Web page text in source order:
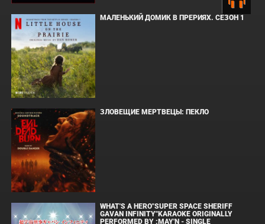
МАЛЕНЬКИЙ ДОМИК В ПРЕРИЯХ. СЕЗОН 1
ЗЛОВЕЩИЕ МЕРТВЕЦЫ: ПЕКЛО
WHAT'S A HERO"SUPER SPACE SHERIFF
GAVAN INFINITY"KARAOKE ORIGINALLY
PERFORMED BY :MAY'N - SINGLE